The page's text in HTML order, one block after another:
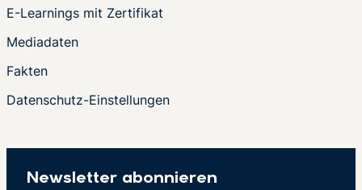
E-Learnings mit Zertifikat
Mediadaten
Fakten
Datenschutz-Einstellungen
Newsletter abonnieren